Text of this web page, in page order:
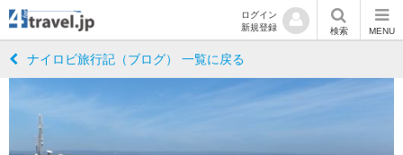
ログイン
新規登録
検索 MENU
ナイロビ旅行記（ブログ） 一覧に戻る